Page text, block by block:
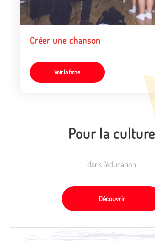
Créer une chanson
Voir la fiche
Pour la culture
dans l'éducation
Découvrir